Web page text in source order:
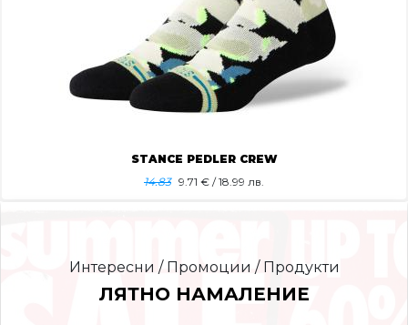
STANCE PEDLER CREW
14.83 9.71 € / 18.99 лв.
Интересни / Промоции / Продукти
ЛЯТНО НАМАЛЕНИЕ